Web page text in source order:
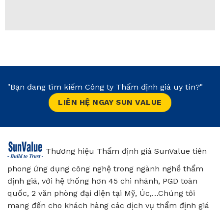
"Bạn đang tìm kiếm Công ty Thẩm định giá uy tín?"
LIÊN HỆ NGAY SUN VALUE
Thương hiệu Thẩm định giá SunValue tiên
phong ứng dụng công nghệ trong ngành nghề thẩm
định giá, với hệ thống hơn 45 chi nhánh, PGD toàn
quốc, 2 văn phòng đại diện tại Mỹ, Úc,…Chúng tôi
mang đến cho khách hàng các dịch vụ thẩm định giá